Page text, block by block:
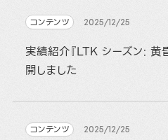
コンテンツ 2025/12/25
実績紹介『LTK シーズン: 黄
開しました
コンテンツ 2025/12/25